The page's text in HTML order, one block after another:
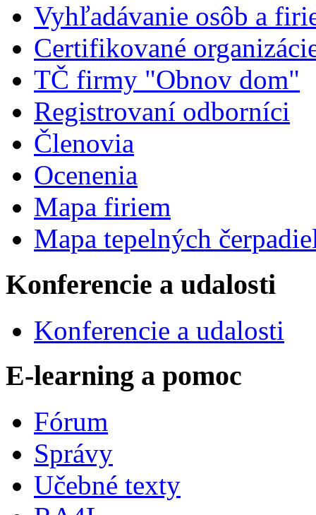
Vyhľadávanie osôb a
Certifikované
TČ firmy "Obnov dom"
Registrovaní odborníci
Členovia
Ocenenia
Mapa firiem
Mapa tepelných
Konferencie a udalosti
Konferencie a udalosti
E-learning a pomoc
Fórum
Správy
Učebné texty